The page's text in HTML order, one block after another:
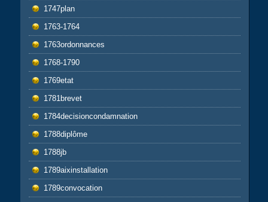
1747plan
1763-1764
1763ordonnances
1768-1790
1769etat
1781brevet
1784decisioncondamnation
1788diplôme
1788jb
1789aixinstallation
1789convocation